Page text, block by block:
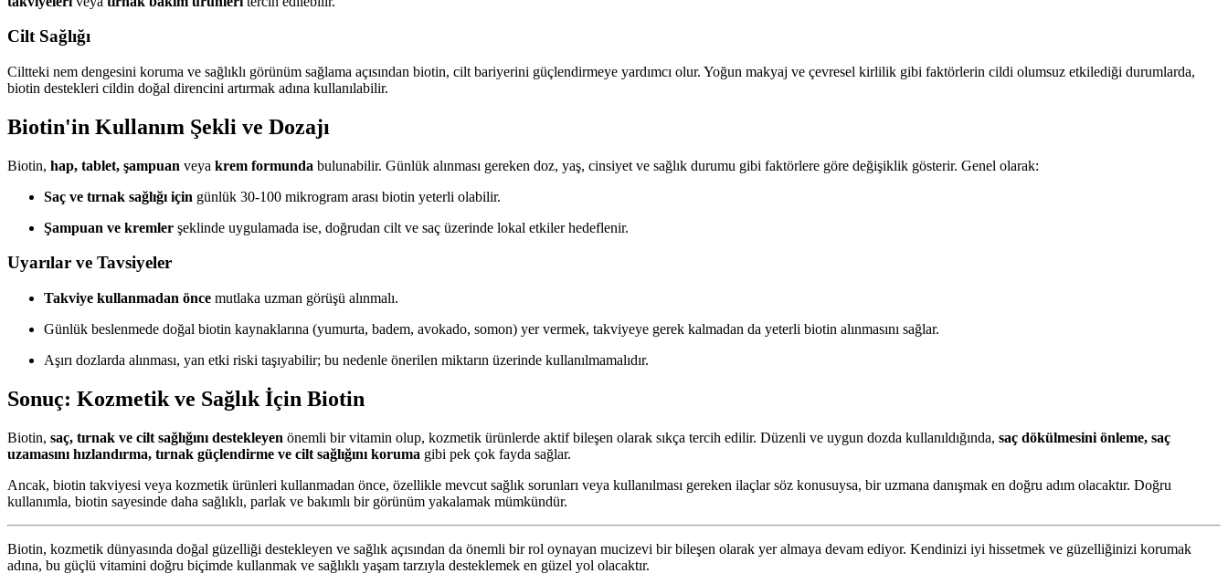
Cilt Sağlığı
Ciltteki nem dengesini koruma ve sağlıklı görünüm sağlama açısından biotin, cilt bariyerini güçlendirmeye yardımcı olur. Yoğun makyaj ve çevresel kirlilik gibi faktörlerin cildi olumsuz etkilediği durumlarda,
biotin destekleri cildin doğal direncini artırmak adına kullanılabilir.
Biotin'in Kullanım Şekli ve Dozajı
Biotin, hap, tablet, şampuan veya krem formunda bulunabilir. Günlük alınması gereken doz, yaş, cinsiyet ve sağlık durumu gibi faktörlere göre değişiklik gösterir. Genel olarak:
Saç ve tırnak sağlığı için günlük 30-100 mikrogram arası biotin yeterli olabilir.
Şampuan ve kremler şeklinde uygulamada ise, doğrudan cilt ve saç üzerinde lokal etkiler hedeflenir.
Uyarılar ve Tavsiyeler
Takviye kullanmadan önce mutlaka uzman görüşü alınmalı.
Günlük beslenmede doğal biotin kaynaklarına (yumurta, badem, avokado, somon) yer vermek, takviyeye gerek kalmadan da yeterli biotin alınmasını sağlar.
Aşırı dozlarda alınması, yan etki riski taşıyabilir; bu nedenle önerilen miktarın üzerinde kullanılmamalıdır.
Sonuç: Kozmetik ve Sağlık İçin Biotin
Biotin, saç, tırnak ve cilt sağlığını destekleyen önemli bir vitamin olup, kozmetik ürünlerde aktif bileşen olarak sıkça tercih edilir. Düzenli ve uygun dozda kullanıldığında, saç dökülmesini önleme, saç
uzamasını hızlandırma, tırnak güçlendirme ve cilt sağlığını koruma gibi pek çok fayda sağlar.
Ancak, biotin takviyesi veya kozmetik ürünleri kullanmadan önce, özellikle mevcut sağlık sorunları veya kullanılması gereken ilaçlar söz konusuysa, bir uzmana danışmak en doğru adım olacaktır. Doğru
kullanımla, biotin sayesinde daha sağlıklı, parlak ve bakımlı bir görünüm yakalamak mümkündür.
Biotin, kozmetik dünyasında doğal güzelliği destekleyen ve sağlık açısından da önemli bir rol oynayan mucizevi bir bileşen olarak yer almaya devam ediyor. Kendinizi iyi hissetmek ve güzelliğinizi korumak
adına, bu güçlü vitamini doğru biçimde kullanmak ve sağlıklı yaşam tarzıyla desteklemek en güzel yol olacaktır.